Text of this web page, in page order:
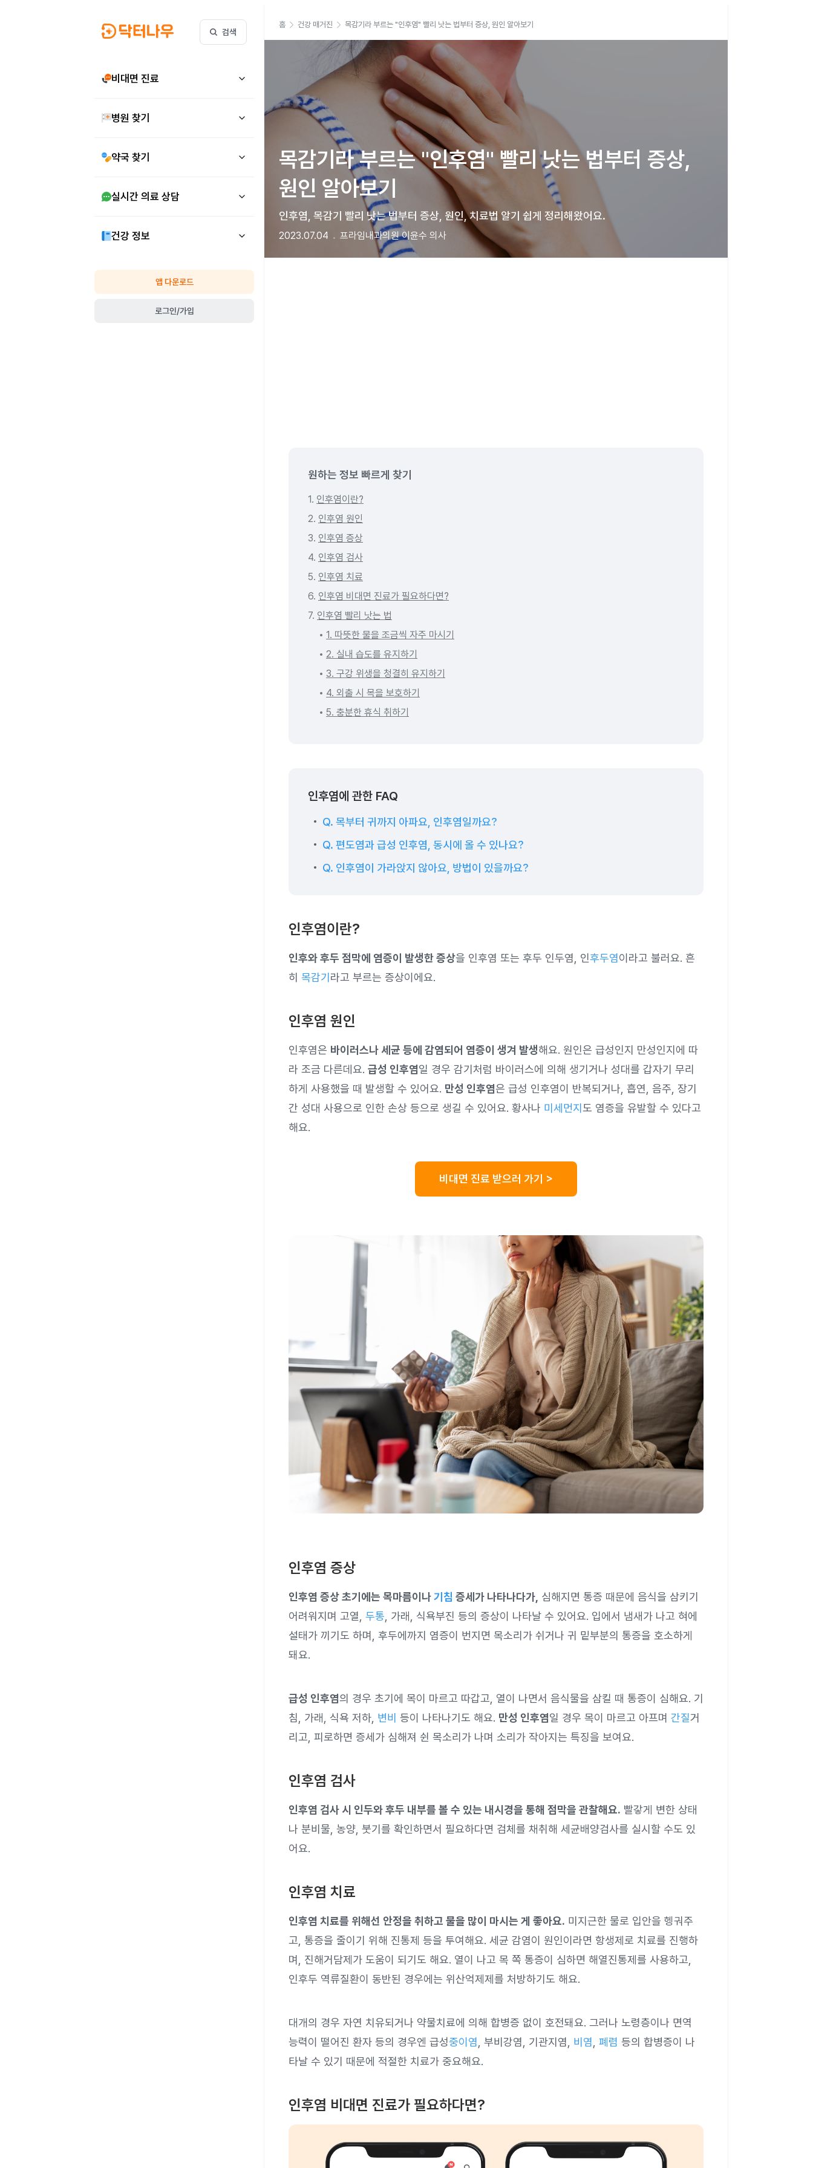
검색
비대면 진료
병원 찾기
약국 찾기
실시간 의료 상담
건강 정보
앱 다운로드
로그인/가입
홈 건강 매거진 목감기라 부르는 "인후염" 빨리 낫는 법부터 증상, 원인 알아보기
목감기라 부르는 "인후염" 빨리 낫는 법부터 증상,
원인 알아보기
인후염, 목감기 빨리 낫는 법부터 증상, 원인, 치료법 알기 쉽게 정리해왔어요.
2023.07.04 프라임내과의원 이윤수 의사
원하는 정보 빠르게 찾기
1. 인후염이란?
2. 인후염 원인
3. 인후염 증상
4. 인후염 검사
5. 인후염 치료
6. 인후염 비대면 진료가 필요하다면?
7. 인후염 빨리 낫는 법
1. 따뜻한 물을 조금씩 자주 마시기
2. 실내 습도를 유지하기
3. 구강 위생을 청결히 유지하기
4. 외출 시 목을 보호하기
5. 충분한 휴식 취하기
인후염에 관한 FAQ
Q. 목부터 귀까지 아파요, 인후염일까요?
Q. 편도염과 급성 인후염, 동시에 올 수 있나요?
Q. 인후염이 가라앉지 않아요, 방법이 있을까요?
인후염이란?
인후와 후두 점막에 염증이 발생한 증상을 인후염 또는 후두 인두염, 인후두염이라고 불러요. 흔
히 목감기 라고 부르는 증상이에요.
인후염 원인
인후염은 바이러스나 세균 등에 감염되어 염증이 생겨 발생해요. 원인은 급성인지 만성인지에 따
라 조금 다른데요. 급성 인후염일 경우 감기처럼 바이러스에 의해 생기거나 성대를 갑자기 무리
하게 사용했을 때 발생할 수 있어요. 만성 인후염은 급성 인후염이 반복되거나, 흡연, 음주, 장기
간 성대 사용으로 인한 손상 등으로 생길 수 있어요. 황사나 미세먼지 도 염증을 유발할 수 있다고
해요.
비대면 진료 받으러 가기 >
인후염 증상
인후염 증상 초기에는 목마름이나기침 증세가 나타나다가, 심해지면 통증 때문에 음식을 삼키기
어려워지며 고열, 두통 , 가래, 식욕부진 등의 증상이 나타날 수 있어요. 입에서 냄새가 나고 혀에
설태가 끼기도 하며, 후두에까지 염증이 번지면 목소리가 쉬거나 귀 밑부분의 통증을 호소하게
돼요.
급성 인후염의 경우 초기에 목이 마르고 따갑고, 열이 나면서 음식물을 삼킬 때 통증이 심해요. 기
침, 가래, 식욕 저하, 변비 등이 나타나기도 해요. 만성 인후염일 경우 목이 마르고 아프며 간질거
리고, 피로하면 증세가 심해져 쉰 목소리가 나며 소리가 작아지는 특징을 보여요.
인후염 검사
인후염 검사 시 인두와 후두 내부를 볼 수 있는 내시경을 통해 점막을 관찰해요. 빨갛게 변한 상태
나 분비물, 농양, 붓기를 확인하면서 필요하다면 검체를 채취해 세균배양검사를 실시할 수도 있
어요.
인후염 치료
인후염 치료를 위해선 안정을 취하고 물을 많이 마시는 게 좋아요. 미지근한 물로 입안을 헹궈주
고, 통증을 줄이기 위해 진통제 등을 투여해요. 세균 감염이 원인이라면 항생제로 치료를 진행하
며, 진해거담제가 도움이 되기도 해요. 열이 나고 목 쪽 통증이 심하면 해열진통제를 사용하고,
인후두 역류질환이 동반된 경우에는 위산억제제를 처방하기도 해요.
대개의 경우 자연 치유되거나 약물치료에 의해 합병증 없이 호전돼요. 그러나 노령층이나 면역
능력이 떨어진 환자 등의 경우엔 급성중이염 , 부비강염, 기관지염, 비염 폐렴 등의 합병증이 나
타날 수 있기 때문에 적절한 치료가 중요해요.
인후염 비대면 진료가 필요하다면?